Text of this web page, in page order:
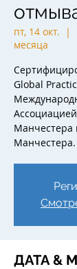
пт, 14 окт.
  |
месяца
Global
Манчестера
Манчестера.
ДАТА &